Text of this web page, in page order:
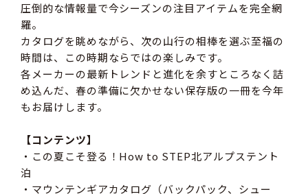
圧倒的な情報量で今シーズンの注目アイテムを完全網
羅。
カタログを眺めながら、次の山行の相棒を選ぶ至福の
時間は、この時期ならではの楽しみです。
各メーカーの最新トレンドと進化を余すところなく詰
め込んだ、春の準備に欠かせない保存版の一冊を今年
もお届けします。
【コンテンツ】
・この夏こそ登る！How to STEP北アルプステント
泊
・マウンテンギアカタログ（バックパック、シュー